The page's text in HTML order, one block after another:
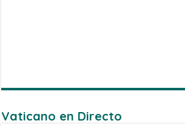
Vaticano en Directo